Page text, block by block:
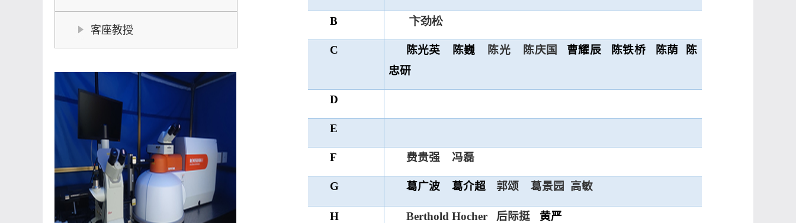
客座教授
B 卞劲松
C 陈光英 陈巍 陈光 陈庆国 曹耀辰 陈铁桥 陈荫
陈
忠研
D
E
F 费贵强 冯磊
G 葛广波 葛介超 郭颂 葛景园 高敏
H Berthold Hocher 后际挺 黄严